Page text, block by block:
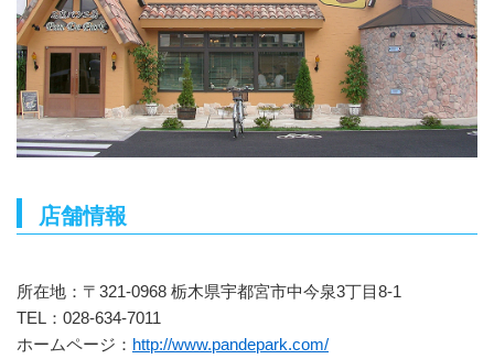
店舗情報
所在地：〒321-0968 栃木県宇都宮市中今泉3丁目8-1
TEL：028-634-7011
ホームページ： http://www.pandepark.com/